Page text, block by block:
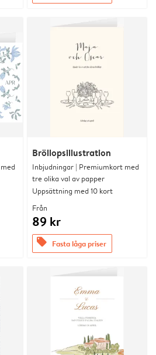
Bröllopsillustration
Inbjudningar | Premiumkort med
tre olika val av papper
Uppsättning med 10 kort
Från
89 kr
offers Fasta låga priser